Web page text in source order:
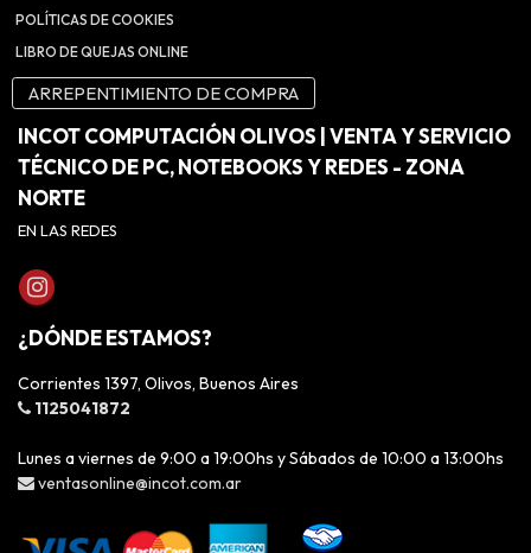
POLÍTICAS DE COOKIES
LIBRO DE QUEJAS ONLINE
ARREPENTIMIENTO DE COMPRA
INCOT COMPUTACIÓN OLIVOS | VENTA Y SERVICIO
TÉCNICO DE PC, NOTEBOOKS Y REDES - ZONA
NORTE
EN LAS REDES
¿DÓNDE ESTAMOS?
Corrientes 1397, Olivos, Buenos Aires
1125041872
Lunes a viernes de 9:00 a 19:00hs y Sábados de 10:00 a 13:00hs
ventasonline@incot.com.ar